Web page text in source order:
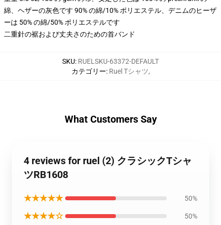
綿、ヘザーの灰色です 90% の綿/10% ポリエステル、デニムのヒーザ
ーは 50% の綿/50% ポリエステルです
二重針の裾および丈夫さのための首バンド
SKU: RUELSKU-63372-DEFAULT
カテゴリー: Ruel Tシャツ,
What Customers Say
4 reviews for ruel (2) クラシックTシャ
ツRB1608
★★★★★ 50%
★★★★☆ 50%